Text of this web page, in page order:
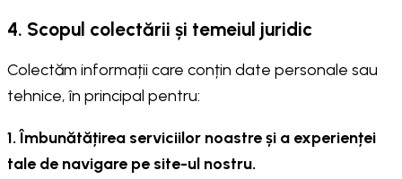
4. Scopul colectării și temeiul juridic
Colectăm informații care conțin date personale sau
tehnice, în principal pentru:
1. Îmbunătățirea serviciilor noastre și a experienței
tale de navigare pe site-ul nostru.